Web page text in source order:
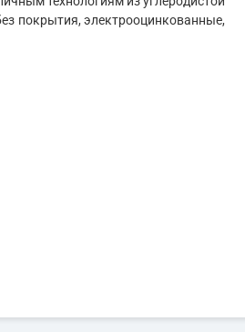
покрытия, электрооцинкованные,